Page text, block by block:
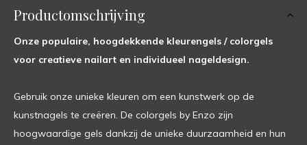
Productomschrijving
Onze populaire, hoogdekkende kleurengels / colorgels
voor creatieve nailart en individueel nageldesign.
Gebruik onze unieke kleuren om een kunstwerk op de
kunstnagels te creëren. De colorgels by Enzo zijn
hoogwaardige gels dankzij de unieke duurzaamheid en hun